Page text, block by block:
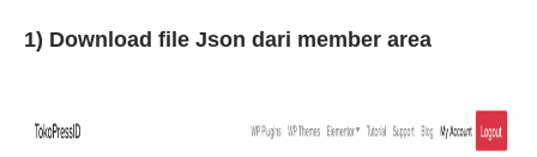
1) Download file Json dari member area